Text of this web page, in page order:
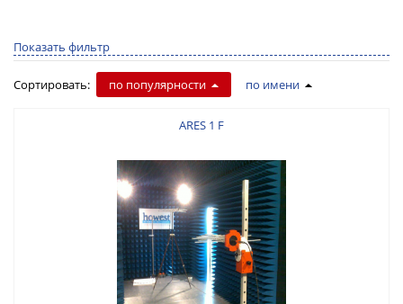
Показать фильтр
Сортировать: по популярности по имени
ARES 1 F